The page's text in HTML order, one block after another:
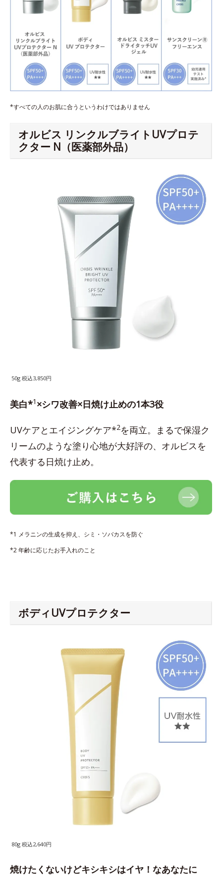
*すべての人のお肌に合うというわけではありません
オルビス リンクルブライトUVプロテ
クター N（医薬部外品）
50g 税込3,850円
美白*1 ×シワ改善×日焼け止めの1本3役
UVケアとエイジングケア*2を両立。まるで保湿ク
リームのような塗り心地が大好評の、オルビスを
代表する日焼け止め。
*1 メラニンの生成を抑え、シミ・ソバカスを防ぐ
*2 年齢に応じたお手入れのこと
ボディUVプロテクター
80g 税込2,640円
焼けたくないけどキシキシはイヤ！なあなたに